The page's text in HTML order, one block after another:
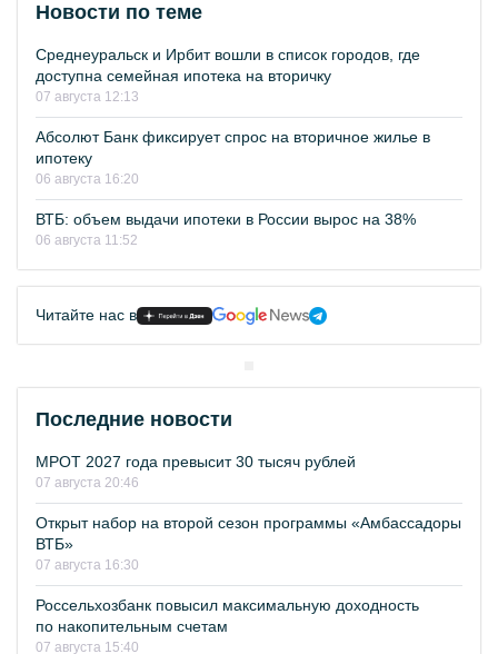
Новости по теме
Среднеуральск и Ирбит вошли в список городов, где
доступна семейная ипотека на вторичку
07 августа 12:13
Абсолют Банк фиксирует спрос на вторичное жилье в
ипотеку
06 августа 16:20
ВТБ: объем выдачи ипотеки в России вырос на 38%
06 августа 11:52
Читайте нас в
Последние новости
МРОТ 2027 года превысит 30 тысяч рублей
07 августа 20:46
Открыт набор на второй сезон программы «Амбассадоры
ВТБ»
07 августа 16:30
Россельхозбанк повысил максимальную доходность
по накопительным счетам
07 августа 15:40